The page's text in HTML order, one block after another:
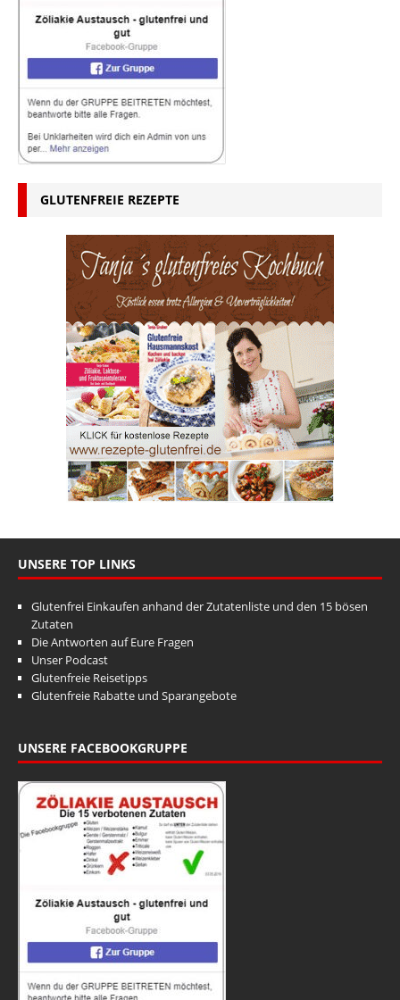
GLUTENFREIE REZEPTE
UNSERE TOP LINKS
Glutenfrei Einkaufen anhand der Zutatenliste und den 15 bösen
Zutaten
Die Antworten auf Eure Fragen
Unser Podcast
Glutenfreie Reisetipps
Glutenfreie Rabatte und Sparangebote
UNSERE FACEBOOKGRUPPE